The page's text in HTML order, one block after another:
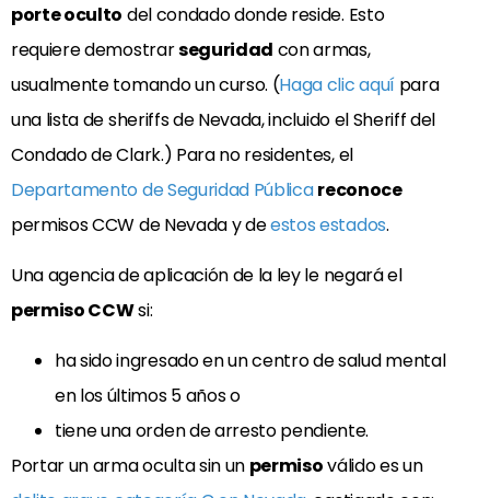
porte oculto del condado donde reside. Esto
requiere demostrarseguridad con armas,
usualmente tomando un curso. (Haga clic aquípara
una lista de sheriffs de Nevada, incluido el Sheriff del
Condado de Clark.) Para no residentes, el
Departamento de Seguridad Públicareconoce
permisos CCW de Nevada y deestos estados.
Una agencia de aplicación de la ley le negará el
permiso CCWsi:
ha sido ingresado en un centro de salud mental
en los últimos 5 años o
tiene una orden de arresto pendiente.
Portar un arma oculta sin un permisoválido es un